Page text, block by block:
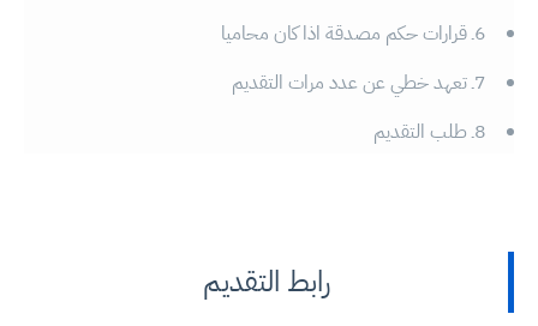
6ـ قرارات حكم مصدقة اذا كان محاميا
7ـ تعهد خطي عن عدد مرات التقديم
8ـ طلب التقديم
رابط التقديم